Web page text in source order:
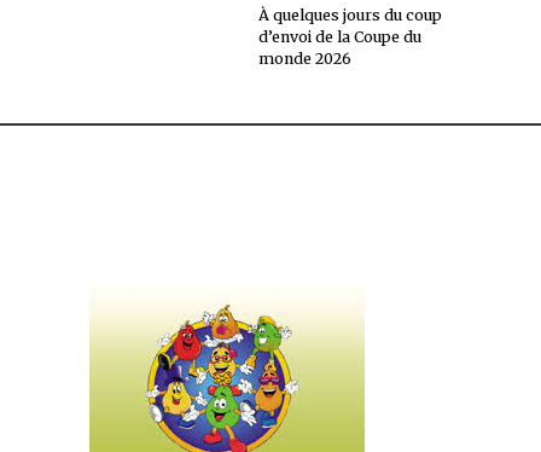
À quelques jours du coup
d’envoi de la Coupe du
monde 2026